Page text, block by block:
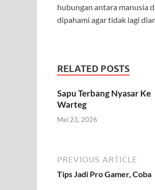
hubungan antara manusia
dipahami agar tidak lagi
RELATED POSTS
Sapu Terbang Nyasar Ke
Warteg
Mei 23, 2026
PREVIOUS ARTICLE
Tips Jadi Pro Gamer, Coba